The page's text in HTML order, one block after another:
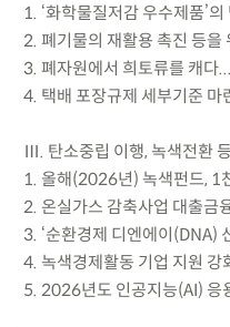
1. ‘화학물질저감 우수제품’
2. 폐기물의 재활용 촉진 등을
3. 폐자원에서 희토류를 캐다
4. 택배 포장규제 세부기준
Ⅲ. 탄소중립 이행, 녹색전환
1. 올해(2026년) 녹색펀드, 1
2. 온실가스 감축사업 대출금
3. ‘순환경제 디엔에이(DNA)
4. 녹색경제활동 기업 지원 강
5. 2026년도 인공지능(AI) 응